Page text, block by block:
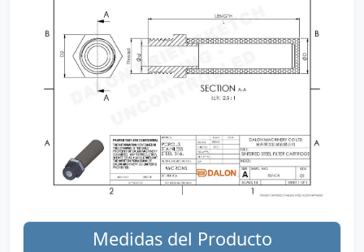
Medidas del Producto